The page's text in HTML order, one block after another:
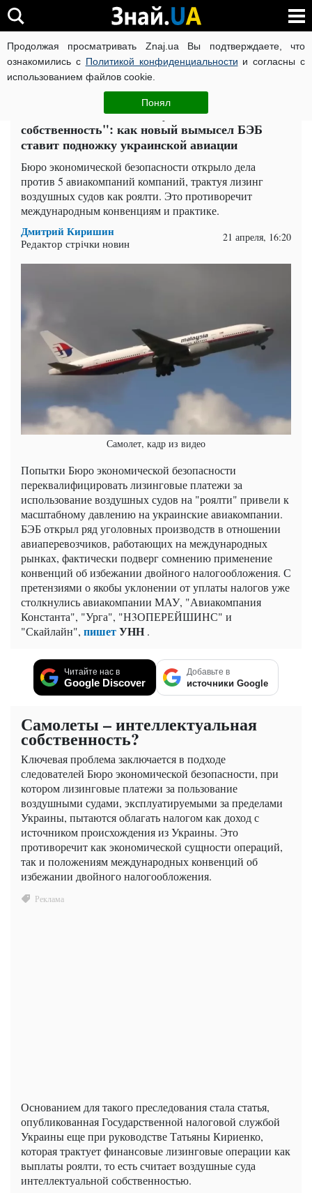
Продолжая просматривать Znaj.ua Вы подтверждаете, что
ознакомились с Политикой конфиденциальности и согласны с
использованием файлов cookie.
Понял
ВОЙНА РОССИИ ПРОТИВ УКРАИНЫ КОРОНАВИРУС В
Компромат ЧИТАТИ УКРАЇНСЬКОЮ
Самолет как "интеллектуальная
собственность": как новый вымысел БЭБ
ставит подножку украинской авиации
Бюро экономической безопасности открыло дела
против 5 авиакомпаний компаний, трактуя лизинг
воздушных судов как роялти. Это противоречит
международным конвенциям и практике.
Дмитрий Киришин
Редактор стрічки новин 21 апреля, 16:20
Самолет, кадр из видео
Попытки Бюро экономической безопасности
переквалифицировать лизинговые платежи за
использование воздушных судов на "роялти" привели к
масштабному давлению на украинские авиакомпании.
БЭБ открыл ряд уголовных производств в отношении
авиаперевозчиков, работающих на международных
рынках, фактически подверг сомнению применение
конвенций об избежании двойного налогообложения. С
претензиями о якобы уклонении от уплаты налогов уже
столкнулись авиакомпании МАУ, "Авиакомпания
Константа", "Урга", "Н3ОПЕРЕЙШИНС" и
"Скайлайн", пишетУНН.
Читайте нас в
Google Discover
Добавьте в
источники Google
Самолеты – интеллектуальная
собственность?
Ключевая проблема заключается в подходе
следователей Бюро экономической безопасности, при
котором лизинговые платежи за пользование
воздушными судами, эксплуатируемыми за пределами
Украины, пытаются облагать налогом как доход с
источником происхождения из Украины. Это
противоречит как экономической сущности операций,
так и положениям международных конвенций об
избежании двойного налогообложения.
Основанием для такого преследования стала статья,
опубликованная Государственной налоговой службой
Украины еще при руководстве Татьяны Кириенко,
которая трактует финансовые лизинговые операции как
выплаты роялти, то есть считает воздушные суда
интеллектуальной собственностью.